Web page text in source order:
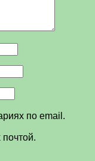
по email.